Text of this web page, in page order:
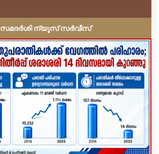
സമദർശി ന്യൂസ് സർവീസ്